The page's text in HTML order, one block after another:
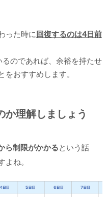
った時に 回復するのは4日前
のであれば、余裕を持たせ
をおすすめします。
か理解しましょう
ら制限がかかるという話
ね。